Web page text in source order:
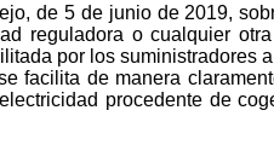
de 5 de junio de 2019,
reguladora o cualquier otra
por los suministradores
facilita de manera
procedente de